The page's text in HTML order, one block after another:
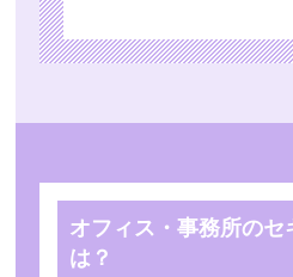
オフィス・事務所のセ
は？